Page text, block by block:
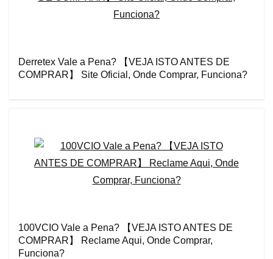
Derretex Vale a Pena? 【VEJA ISTO ANTES DE
COMPRAR】 Site Oficial, Onde Comprar, Funciona?
100VCIO Vale a Pena? 【VEJA ISTO ANTES DE
COMPRAR】 Reclame Aqui, Onde Comprar,
Funciona?